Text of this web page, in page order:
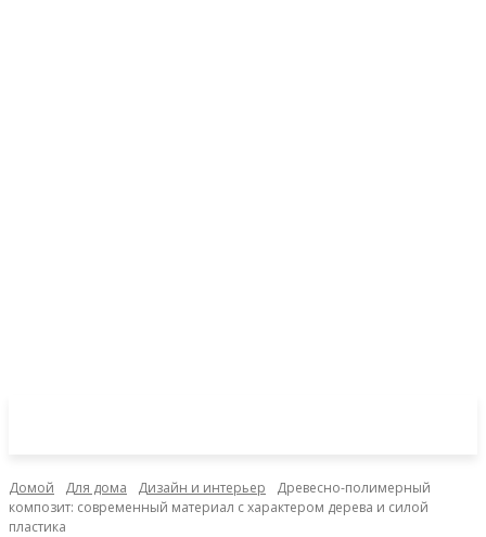
Домой Для дома Дизайн и интерьер
Древесно-полимерный
композит: современный материал с характером дерева и силой
пластика